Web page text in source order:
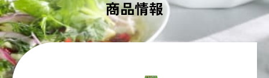
商品情報